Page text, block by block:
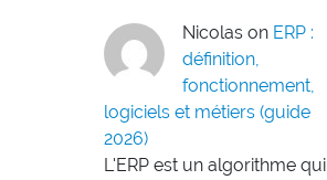
Nicolas on ERP :
définition,
fonctionnement,
logiciels et métiers (guide
2026)
L'ERP est un algorithme qui